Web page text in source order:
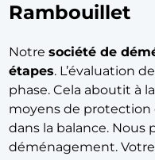
Rambouillet
Notresociété de
étapes. L’évaluation
phase. Cela aboutit à
moyens de protection
dans la balance. Nous
déménagement.